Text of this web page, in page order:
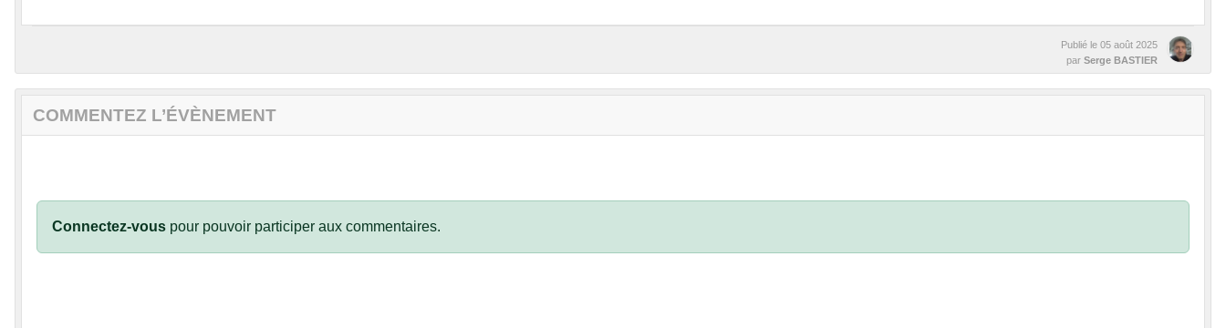
Publié le 05 août 2025
par Serge BASTIER
COMMENTEZ L’ÉVÈNEMENT
Connectez-vous pour pouvoir participer aux commentaires.